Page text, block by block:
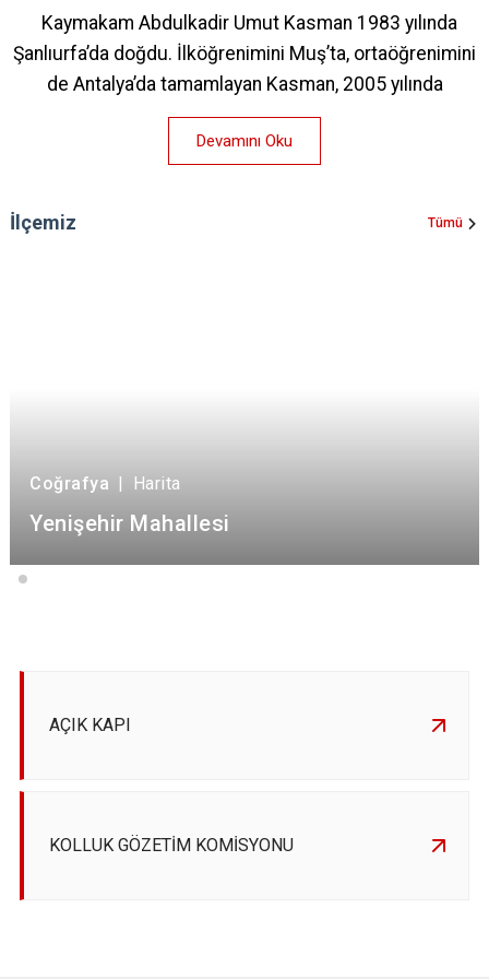
Kaymakam Abdulkadir Umut Kasman 1983 yılında
Şanlıurfa’da doğdu. İlköğrenimini Muş’ta, ortaöğrenimini
de Antalya’da tamamlayan Kasman, 2005 yılında
Devamını Oku
İlçemiz Tümü
Coğrafya | Harita
Yenişehir Mahallesi
AÇIK KAPI
KOLLUK GÖZETİM KOMİSYONU